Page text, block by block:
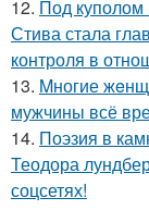
12. Под куполом
Стива стала
контроля в
13. Mногие
мужчины всё
14. Поэзия в
Теодора
соцсетях!